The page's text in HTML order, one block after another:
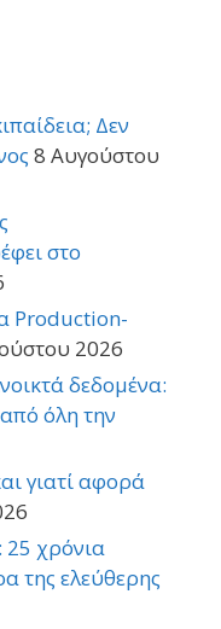
Δεν
8 Αυγούστου
στο
Production-
2026
δεδομένα:
όλη την
γιατί αφορά
χρόνια
της ελεύθερης